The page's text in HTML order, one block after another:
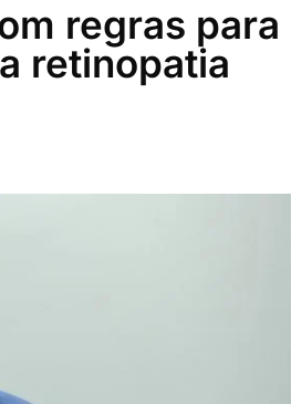
regras para
retinopatia